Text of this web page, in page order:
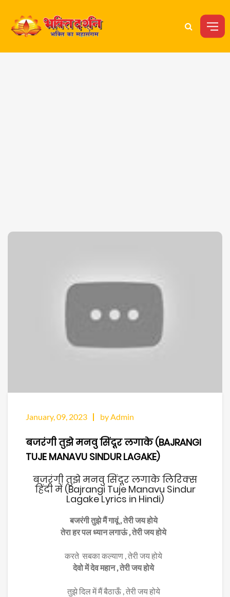
January, 09, 2023 by Admin
बजरंगी तुझे मनवु सिंदूर लगाके (BAJRANGI
TUJE MANAVU SINDUR LAGAKE)
बजरंगी तुझे मनवु सिंदूर लगाके लिरिक्स
हिंदी में (Bajrangi Tuje Manavu Sindur
Lagake Lyrics in Hindi)
बजरंगी तुझे मैं गावूं , तेरी जय होये
तेरा हर पल ध्यान लगाऊं , तेरी जय होये
करते सबका कल्याण , तेरी जय होये
देवो में देव महान , तेरी जय होये
तुझे दिल में मैं बैठाऊँ , तेरी जय होये